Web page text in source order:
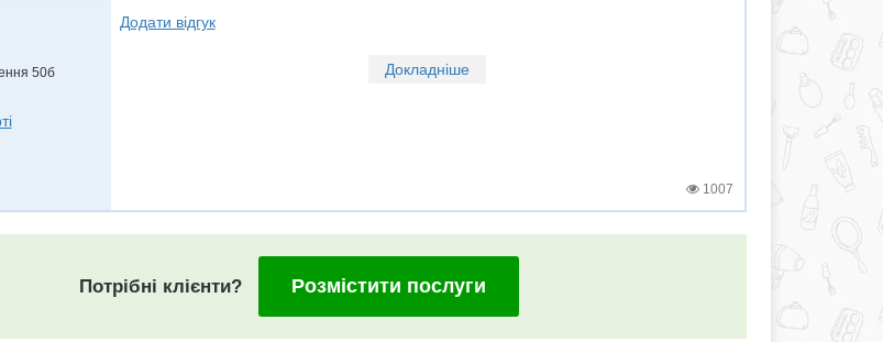
50б
Додати відгук
Докладніше
1007
Потрібні клієнти? Розмістити послуги